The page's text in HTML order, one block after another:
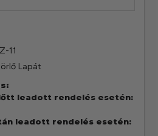
11
Lapát
leadott rendelés esetén:
leadott rendelés esetén: